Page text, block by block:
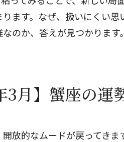
ます。なぜ、扱いにくい思
のか、答えが見つかります
3月】蟹座の運
放的なムードが戻ってき